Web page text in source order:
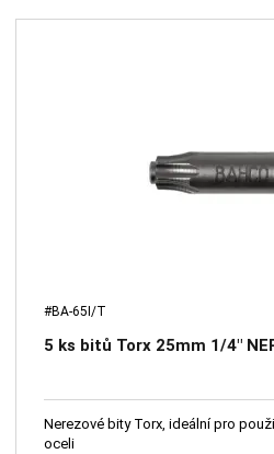
#BA-65I/T
5 ks bitů Torx 25mm 1/4"
Nerezové bity Torx, ideální pro
oceli